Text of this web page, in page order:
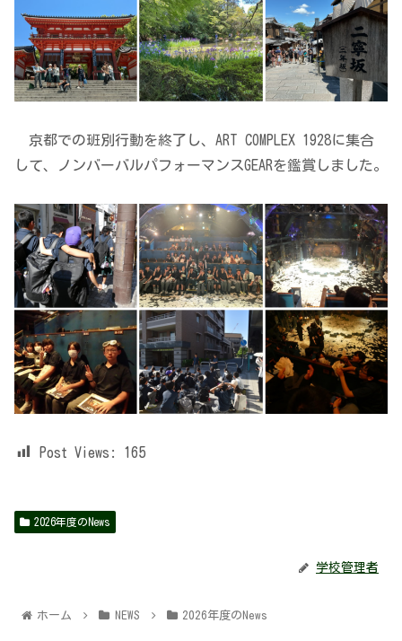
京都での班別行動を終了し、ART COMPLEX 1928に集合
して、ノンバーバルパフォーマンスGEARを鑑賞しました。
Post Views: 165
2026年度のNews
学校管理者
ホーム NEWS 2026年度のNews